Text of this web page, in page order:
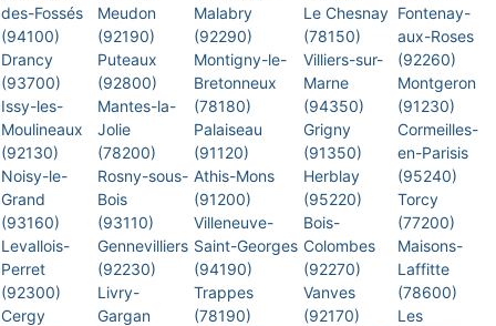
des-Fossés
(94100)
Drancy
(93700)
Issy-les-
Moulineaux
(92130)
Noisy-le-
Grand
(93160)
Levallois-
Perret
(92300)
Cergy
Meudon
(92190)
Puteaux
(92800)
Mantes-la-
Jolie
(78200)
Rosny-sous-
Bois
(93110)
Gennevilliers
(92230)
Livry-
Gargan
Malabry
(92290)
Montigny-le-
Bretonneux
(78180)
Palaiseau
(91120)
Athis-Mons
(91200)
Villeneuve-
Saint-Georges
(94190)
Trappes
(78190)
Le Chesnay
(78150)
Villiers-sur-
Marne
(94350)
Grigny
(91350)
Herblay
(95220)
Bois-
Colombes
(92270)
Vanves
(92170)
Fontenay-
aux-Roses
(92260)
Montgeron
(91230)
Cormeilles-
en-Parisis
(95240)
Torcy
(77200)
Maisons-
Laffitte
(78600)
Les